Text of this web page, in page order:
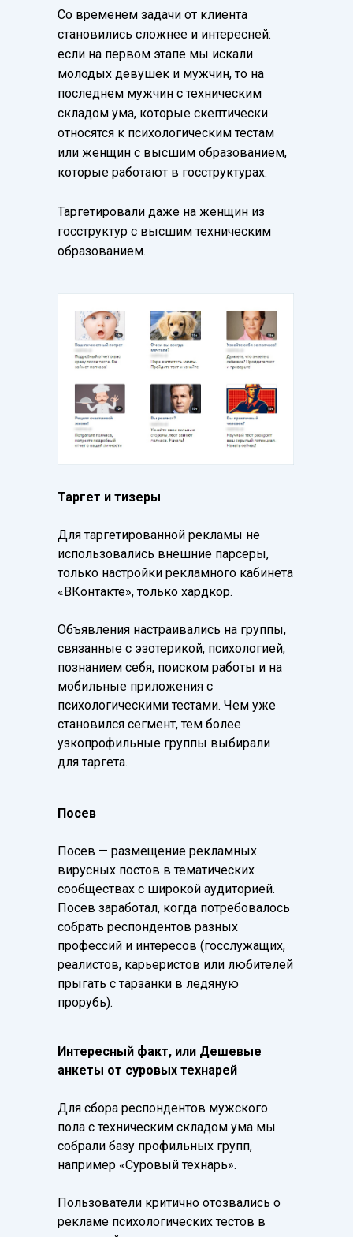
Со временем задачи от клиента
становились сложнее и интересней:
если на первом этапе мы искали
молодых девушек и мужчин, то на
последнем мужчин с техническим
складом ума, которые скептически
относятся к психологическим тестам
или женщин с высшим образованием,
которые работают в госструктурах.
Таргетировали даже на женщин из
госструктур с высшим техническим
образованием.
Таргет и тизеры
Для таргетированной рекламы не
использовались внешние парсеры,
только настройки рекламного кабинета
«ВКонтакте», только хардкор.
Объявления настраивались на группы,
связанные с эзотерикой, психологией,
познанием себя, поиском работы и на
мобильные приложения с
психологическими тестами. Чем уже
становился сегмент, тем более
узкопрофильные группы выбирали
для таргета.
Посев
Посев — размещение рекламных
вирусных постов в тематических
сообществах с широкой аудиторией.
Посев заработал, когда потребовалось
собрать респондентов разных
профессий и интересов (госслужащих,
реалистов, карьеристов или любителей
прыгать с тарзанки в ледяную
прорубь).
Интересный факт, или Дешевые
анкеты от суровых технарей
Для сбора респондентов мужского
пола с техническим складом ума мы
собрали базу профильных групп,
например «Суровый технарь».
Пользователи критично отозвались о
рекламе психологических тестов в